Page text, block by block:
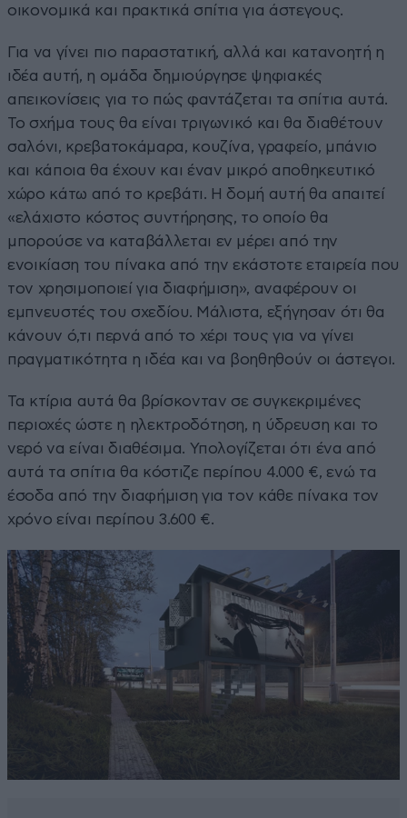
οικονομικά και πρακτικά σπίτια για άστεγους.
Για να γίνει πιο παραστατική, αλλά και κατανοητή η
ιδέα αυτή, η ομάδα δημιούργησε ψηφιακές
απεικονίσεις για το πώς φαντάζεται τα σπίτια αυτά.
Το σχήμα τους θα είναι τριγωνικό και θα διαθέτουν
σαλόνι, κρεβατοκάμαρα, κουζίνα, γραφείο, μπάνιο
και κάποια θα έχουν και έναν μικρό αποθηκευτικό
χώρο κάτω από το κρεβάτι. Η δομή αυτή θα απαιτεί
«ελάχιστο κόστος συντήρησης, το οποίο θα
μπορούσε να καταβάλλεται εν μέρει από την
ενοικίαση του πίνακα από την εκάστοτε εταιρεία που
τον χρησιμοποιεί για διαφήμιση», αναφέρουν οι
εμπνευστές του σχεδίου. Μάλιστα, εξήγησαν ότι θα
κάνουν ό,τι περνά από το χέρι τους για να γίνει
πραγματικότητα η ιδέα και να βοηθηθούν οι άστεγοι.
Τα κτίρια αυτά θα βρίσκονταν σε συγκεκριμένες
περιοχές ώστε η ηλεκτροδότηση, η ύδρευση και το
νερό να είναι διαθέσιμα. Υπολογίζεται ότι ένα από
αυτά τα σπίτια θα κόστιζε περίπου 4.000 €, ενώ τα
έσοδα από την διαφήμιση για τον κάθε πίνακα τον
χρόνο είναι περίπου 3.600 €.